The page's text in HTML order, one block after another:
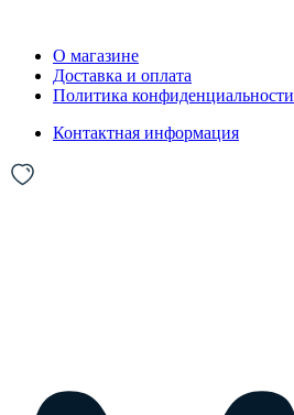
О магазине
Доставка и оплата
Политика конфиденциальности
Контактная информация